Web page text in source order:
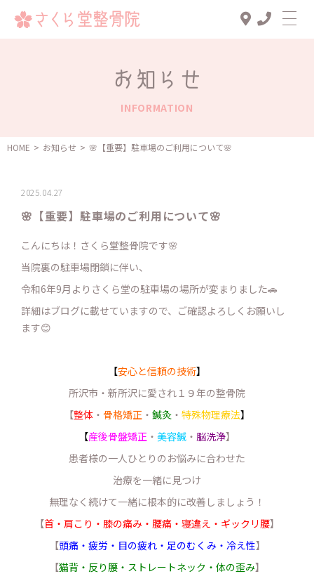
診療メニュー
スタッフ一覧
お知らせ
INFORMATION
HOME > お知らせ > 🌸【重要】駐車場のご利用について🌸
2025.04.27
🌸【重要】駐車場のご利用について🌸
こんにちは！さくら堂整骨院です🌸
当院裏の駐車場閉鎖に伴い、
令和6年9月よりさくら堂の駐車場の場所が変まりました🚗
詳細はブログに載せていますので、ご確認よろしくお願いし
ます😊
【安心と信頼の技術】
所沢市・新所沢に愛され１９年の整骨院
【整体 ・ 骨格矯正 ・ 鍼灸 ・ 特殊物理療法】
【産後骨盤矯正 ・ 美容鍼 ・ 脳洗浄】
患者様の一人ひとりのお悩みに合わせた
治療を一緒に見つけ
無理なく続けて一緒に根本的に改善しましょう！
【首・肩こり・膝の痛み・腰痛・寝違え・ギックリ腰】
【頭痛・疲労・目の疲れ・足のむくみ・冷え性】
【猫背・反り腰・ストレートネック・体の歪み】